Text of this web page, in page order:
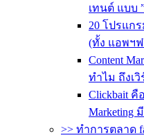
เทนต์ แบบ
20 โปรแก
(ทั้ง แอพฯ
Content
ทำไม ถึงเ
Clickbait คื
Marketing
>> ทำการตลาด